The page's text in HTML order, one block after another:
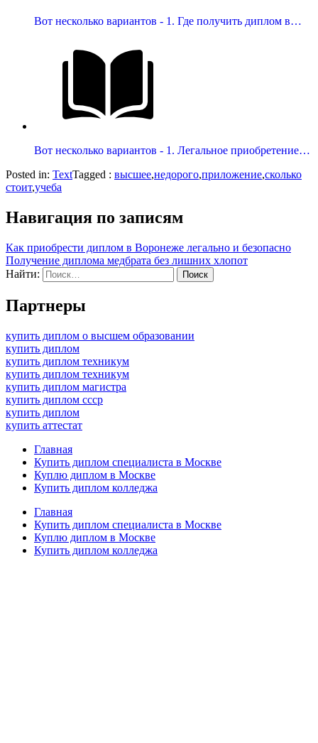
Вот несколько вариантов - 1. Где получить диплом в…
Вот несколько вариантов - 1. Легальное приобретение…
Posted in: TextTagged : высшее,недорого,приложение,сколько
стоит,учеба
Навигация по записям
Как приобрести диплом в Воронеже легально и безопасно
Получение диплома медбрата без лишних хлопот
Найти:
Партнеры
купить диплом о высшем образовании
купить диплом
купить диплом техникум
купить диплом техникум
купить диплом магистра
купить диплом ссср
купить диплом
купить аттестат
Главная
Купить диплом специалиста в Москве
Куплю диплом в Москве
Купить диплом колледжа
Главная
Купить диплом специалиста в Москве
Куплю диплом в Москве
Купить диплом колледжа